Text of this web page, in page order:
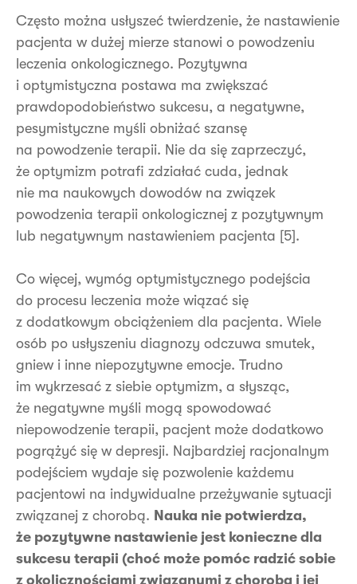
Często można usłyszeć twierdzenie, że nastawienie
pacjenta w dużej mierze stanowi o powodzeniu
leczenia onkologicznego. Pozytywna
i optymistyczna postawa ma zwiększać
prawdopodobieństwo sukcesu, a negatywne,
pesymistyczne myśli obniżać szansę
na powodzenie terapii. Nie da się zaprzeczyć,
że optymizm potrafi zdziałać cuda, jednak
nie ma naukowych dowodów na związek
powodzenia terapii onkologicznej z pozytywnym
lub negatywnym nastawieniem pacjenta [5].
Co więcej, wymóg optymistycznego podejścia
do procesu leczenia może wiązać się
z dodatkowym obciążeniem dla pacjenta. Wiele
osób po usłyszeniu diagnozy odczuwa smutek,
gniew i inne niepozytywne emocje. Trudno
im wykrzesać z siebie optymizm, a słysząc,
że negatywne myśli mogą spowodować
niepowodzenie terapii, pacjent może dodatkowo
pogrążyć się w depresji. Najbardziej racjonalnym
podejściem wydaje się pozwolenie każdemu
pacjentowi na indywidualne przeżywanie sytuacji
związanej z chorobą. Nauka nie potwierdza,
że pozytywne nastawienie jest konieczne dla
sukcesu terapii (choć może pomóc radzić sobie
z okolicznościami związanymi z chorobą i jej